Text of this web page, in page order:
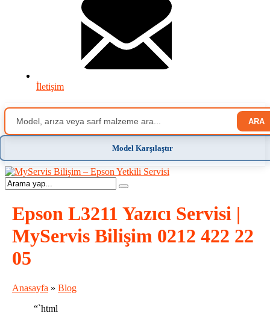
İletişim
ARA
Model Karşılaştır
Epson L3211 Yazıcı Servisi |
MyServis Bilişim 0212 422 22
05
Anasayfa » Blog
“`html